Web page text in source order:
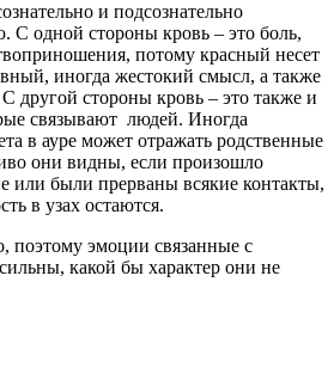
и подсознательно
С одной стороны кровь – это боль,
потому красный несет
иногда жестокий смысл, а также
другой стороны кровь – это также и
связывают людей. Иногда
в ауре может отражать родственные
они видны, если произошло
или были прерваны всякие контакты,
в узах остаются.
поэтому эмоции связанные с
какой бы характер они не